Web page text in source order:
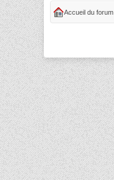
Accueil du forum